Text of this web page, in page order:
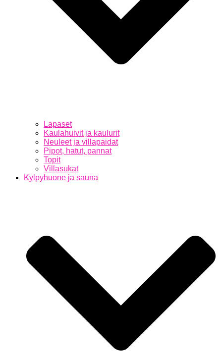
Lapaset
Kaulahuivit ja kaulurit
Neuleet ja villapaidat
Pipot, hatut, pannat
Topit
Villasukat
Kylpyhuone ja sauna